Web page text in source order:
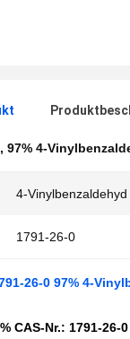
, 97% 4-
4-Vinylbenzaldehyd
1791-26-0
26-0 97% 4-
CAS-Nr.: 1791-26-